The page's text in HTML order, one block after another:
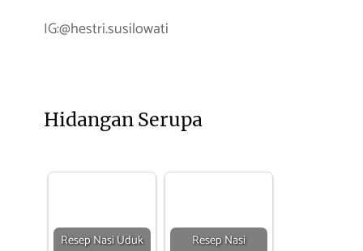
IG:@hestri.susilowati
Hidangan Serupa
Resep Nasi Uduk
Resep Nasi